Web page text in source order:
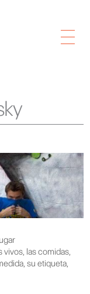
las comidas,
su etiqueta,